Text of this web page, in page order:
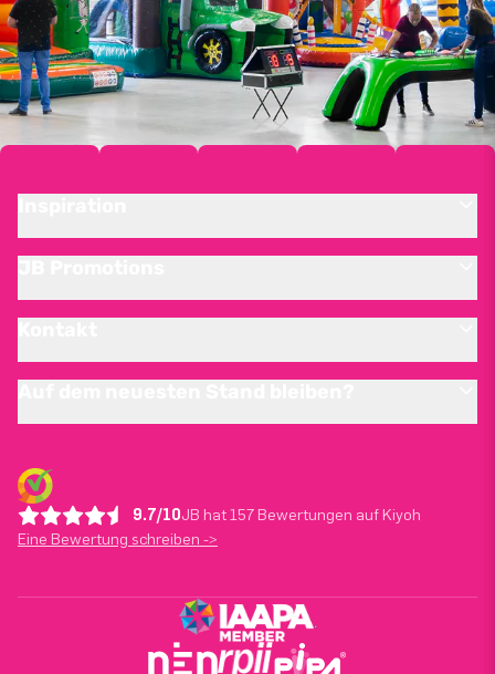
9.7/10JB hat 157 Bewertungen auf Kiyoh
Eine Bewertung schreiben ->